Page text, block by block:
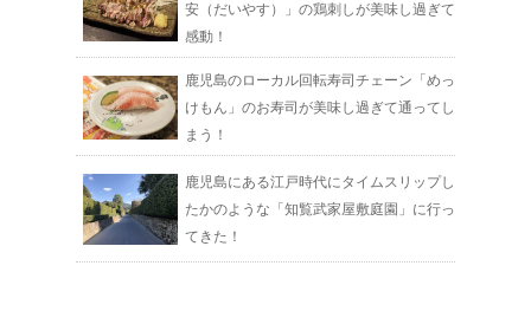
安（だいやす）」の鶏刺しが美味し過ぎて
感動！
鹿児島のローカル回転寿司チェーン「めっ
けもん」のお寿司が美味し過ぎて通ってし
まう！
鹿児島にある江戸時代にタイムスリップし
たかのような「知覧武家屋敷庭園」に行っ
てきた！